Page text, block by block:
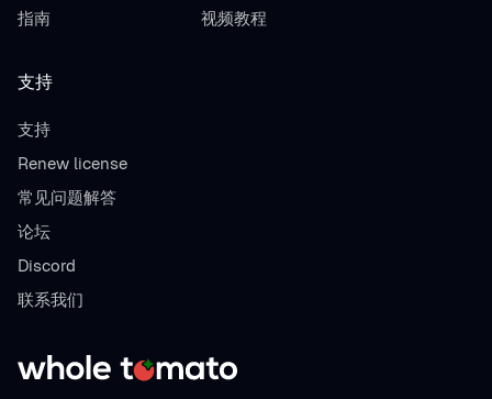
指南
视频教程
支持
支持
Renew license
常见问题解答
论坛
Discord
联系我们